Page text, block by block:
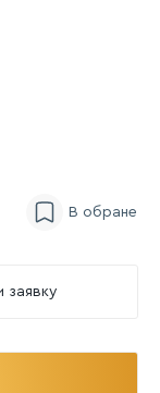
заявку